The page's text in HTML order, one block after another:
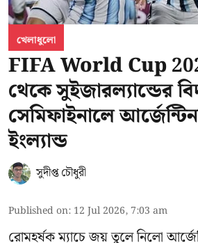
খেলাধুলো
FIFA World Cup
থেকে সুইজারল্যান্ডের
সেমিফাইনালে
ইংল্যান্ড
সুদীপ্ত চৌধুরী
Published on: 12 Jul 2026, 7:03 am
রোমহর্ষক ম্যাচে জয় তুলে নিলো